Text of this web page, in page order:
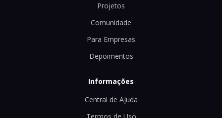
Projetos
Comunidade
Para Empresas
Depoimentos
Informações
Central de Ajuda